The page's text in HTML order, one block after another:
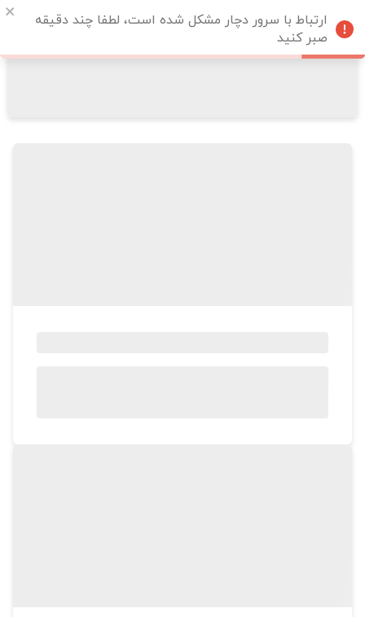
ارتباط با سرور دچار مشکل شده است، لطفا چند دقیقه
صبر کنید